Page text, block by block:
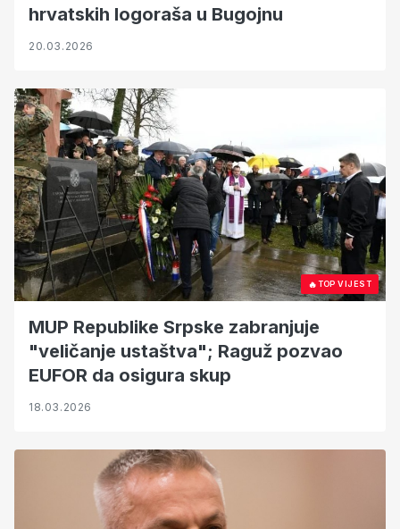
hrvatskih logoraša u Bugojnu
20.03.2026
🔥TOP VIJEST
MUP Republike Srpske zabranjuje
"veličanje ustaštva"; Raguž pozvao
EUFOR da osigura skup
18.03.2026